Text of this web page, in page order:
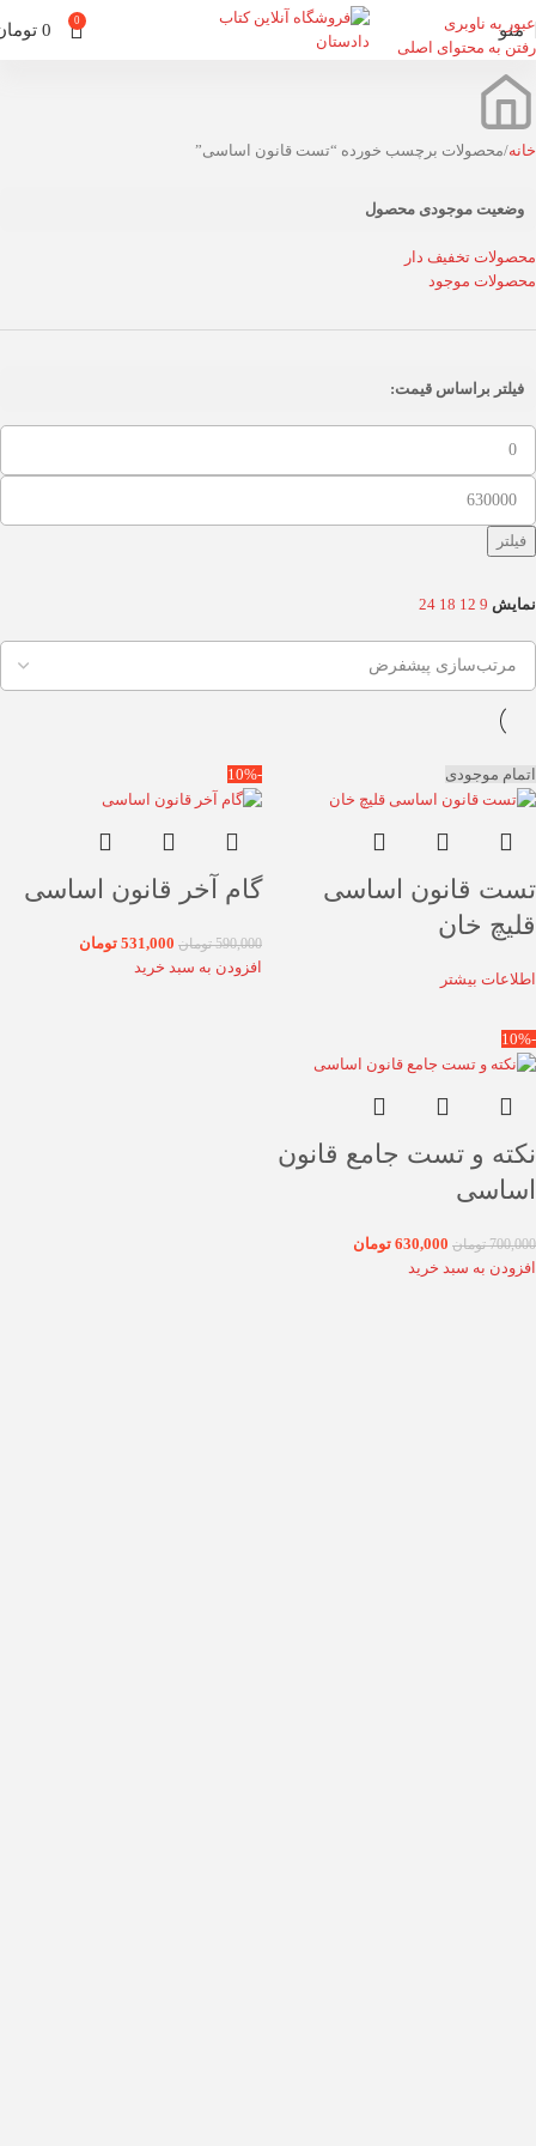
عبور به ناوبری
رفتن به محتوای اصلی
منو 0
0
خانه محصولات برچسب خورده “تست قانون اساسی”
وضعیت موجودی محصول
محصولات تخفیف دار
محصولات موجود
فیلتر براساس قیمت:
فیلتر
نمایش 9
12
18
24
اتمام موجودی
تست قانون اساسی
قلیچ خان
اطلاعات بیشتر
-10%
گام آخر قانون اساسی
590,000 تومان 531,000 تومان
افزودن به سبد خرید
-10%
نکته و تست جامع قانون
اساسی
700,000 تومان 630,000 تومان
افزودن به سبد خرید